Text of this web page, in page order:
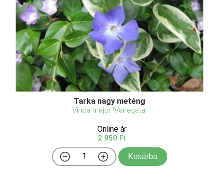
Tarka nagy meténg
Vinca major 'Variegata'
Online ár
2 950 Ft
Kosárba